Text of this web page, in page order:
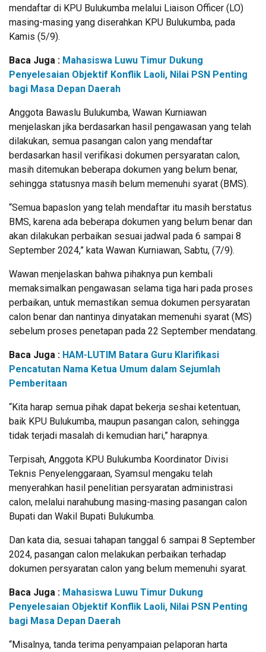
mendaftar di KPU Bulukumba melalui Liaison Officer (LO)
masing-masing yang diserahkan KPU Bulukumba, pada
Kamis (5/9).
Baca Juga : Mahasiswa Luwu Timur Dukung
Penyelesaian Objektif Konflik Laoli, Nilai PSN Penting
bagi Masa Depan Daerah
Anggota Bawaslu Bulukumba, Wawan Kurniawan
menjelaskan jika berdasarkan hasil pengawasan yang telah
dilakukan, semua pasangan calon yang mendaftar
berdasarkan hasil verifikasi dokumen persyaratan calon,
masih ditemukan beberapa dokumen yang belum benar,
sehingga statusnya masih belum memenuhi syarat (BMS).
“Semua bapaslon yang telah mendaftar itu masih berstatus
BMS, karena ada beberapa dokumen yang belum benar dan
akan dilakukan perbaikan sesuai jadwal pada 6 sampai 8
September 2024,” kata Wawan Kurniawan, Sabtu, (7/9).
Wawan menjelaskan bahwa pihaknya pun kembali
memaksimalkan pengawasan selama tiga hari pada proses
perbaikan, untuk memastikan semua dokumen persyaratan
calon benar dan nantinya dinyatakan memenuhi syarat (MS)
sebelum proses penetapan pada 22 September mendatang.
Baca Juga : HAM-LUTIM Batara Guru Klarifikasi
Pencatutan Nama Ketua Umum dalam Sejumlah
Pemberitaan
“Kita harap semua pihak dapat bekerja seshai ketentuan,
baik KPU Bulukumba, maupun pasangan calon, sehingga
tidak terjadi masalah di kemudian hari,” harapnya.
Terpisah, Anggota KPU Bulukumba Koordinator Divisi
Teknis Penyelenggaraan, Syamsul mengaku telah
menyerahkan hasil penelitian persyaratan administrasi
calon, melalui narahubung masing-masing pasangan calon
Bupati dan Wakil Bupati Bulukumba.
Dan kata dia, sesuai tahapan tanggal 6 sampai 8 September
2024, pasangan calon melakukan perbaikan terhadap
dokumen persyaratan calon yang belum memenuhi syarat.
Baca Juga : Mahasiswa Luwu Timur Dukung
Penyelesaian Objektif Konflik Laoli, Nilai PSN Penting
bagi Masa Depan Daerah
“Misalnya, tanda terima penyampaian pelaporan harta